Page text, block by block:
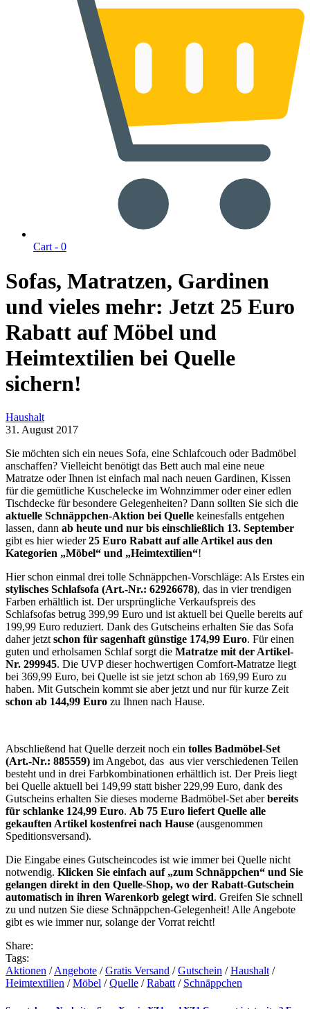
Cart - 0
Sofas, Matratzen, Gardinen
und vieles mehr: Jetzt 25 Euro
Rabatt auf Möbel und
Heimtextilien bei Quelle
sichern!
Haushalt
31. August 2017
Sie möchten sich ein neues Sofa, eine Schlafcouch oder Badmöbel
anschaffen? Vielleicht benötigt das Bett auch mal eine neue
Matratze oder Ihnen ist einfach mal nach neuen Gardinen, Kissen
für die gemütliche Kuschelecke im Wohnzimmer oder einer edlen
Tischdecke für besondere Gelegenheiten? Dann sollten Sie sich die
aktuelle Schnäppchen-Aktion bei Quelle keinesfalls entgehen
lassen, dann ab heute und nur bis einschließlich 13. September
gibt es hier wieder25 Euro Rabatt auf alle Artikel aus den
Kategorien „Möbel“ und „Heimtextilien“!
Hier schon einmal drei tolle Schnäppchen-Vorschläge: Als Erstes ein
stylisches Schlafsofa (Art.-Nr.: 62926678), das in vier trendigen
Farben erhältlich ist. Der ursprüngliche Verkaufspreis des
Schlafsofas betrug 399,99 Euro und ist aktuell bei Quelle bereits auf
199,99 Euro reduziert. Dank des Gutscheins erhalten Sie das Sofa
daher jetzt schon für sagenhaft günstige 174,99 Euro. Für einen
guten und erholsamen Schlaf sorgt die Matratze mit der Artikel-
Nr. 299945. Die UVP dieser hochwertigen Comfort-Matratze liegt
bei 369,99 Euro, bei Quelle ist sie jetzt schon ab 169,99 Euro zu
haben. Mit Gutschein kommt sie aber jetzt und nur für kurze Zeit
schon ab 144,99 Euro zu Ihnen nach Hause.
Abschließend hat Quelle derzeit noch ein tolles Badmöbel-Set
(Art.-Nr.: 885559) im Angebot, das aus vier verschiedenen Teilen
besteht und in drei Farbkombinationen erhältlich ist. Der Preis liegt
bei Quelle aktuell bei 149,99 statt bisher 229,99 Euro, dank des
Gutscheins erhalten Sie dieses moderne Badmöbel-Set aberbereits
für schlanke 124,99 Euro. Ab 75 Euro liefert Quelle alle
gekauften Artikel kostenfrei nach Hause (ausgenommen
Speditionsversand).
Die Eingabe eines Gutscheincodes ist wie immer bei Quelle nicht
notwendig. Klicken Sie einfach auf „zum Schnäppchen“ und Sie
gelangen direkt in den Quelle-Shop, wo der Rabatt-Gutschein
automatisch in ihren Warenkorb gelegt wird. Greifen Sie schnell
zu und nutzen Sie diese Schnäppchen-Gelegenheit! Alle Angebote
gibt es wie immer nur, solange der Vorrat reicht!
Share:
Tags:
Aktionen /Angebote /Gratis Versand /Gutschein /Haushalt /
Heimtextilien /Möbel /Quelle /Rabatt / Schnäppchen